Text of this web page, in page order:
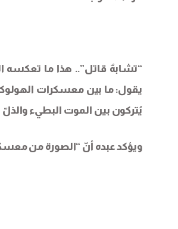
“تشابهٌ قاتل”.. هذا ما تعكسه
يقول: ما بين معسكرات
يُتركون بين الموت البطيء والذلّ
ويؤكد عبده أنّ “الصورة من